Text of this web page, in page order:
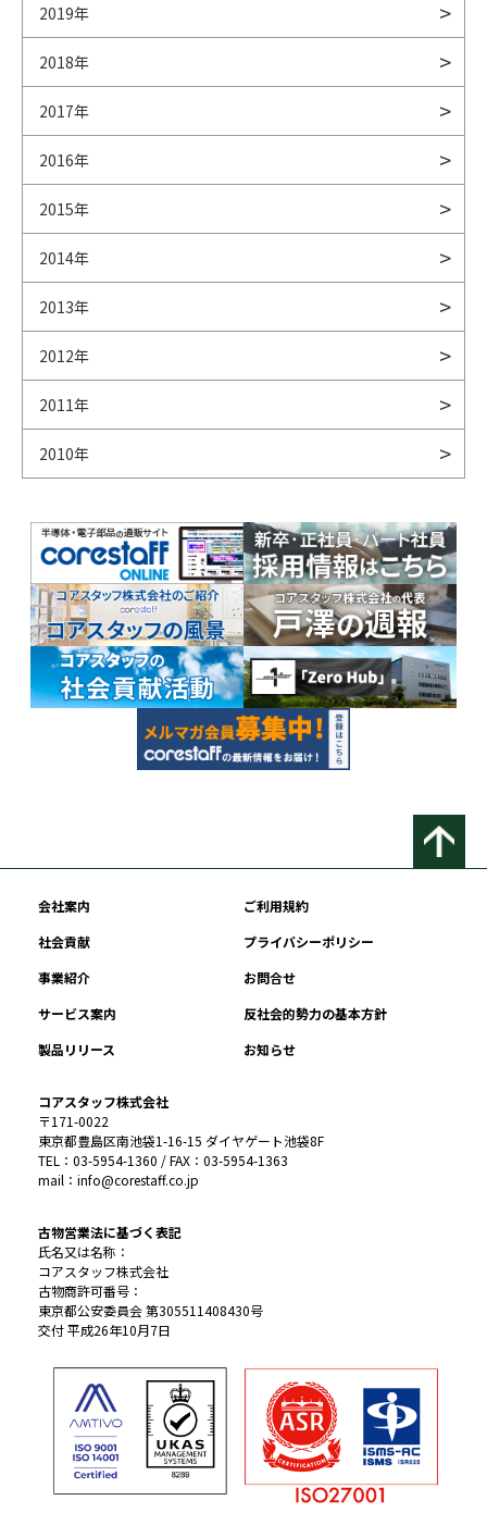
2019年
2018年
2017年
2016年
2015年
2014年
2013年
2012年
2011年
2010年
会社案内
ご利用規約
社会貢献
プライバシーポリシー
事業紹介
お問合せ
サービス案内
反社会的勢力の基本方針
製品リリース
お知らせ
コアスタッフ株式会社
〒171-0022
東京都豊島区南池袋1-16-15 ダイヤゲート池袋8F
TEL：03-5954-1360 / FAX：03-5954-1363
mail：info@corestaff.co.jp
古物営業法に基づく表記
氏名又は名称：
コアスタッフ株式会社
古物商許可番号：
東京都公安委員会 第305511408430号
交付 平成26年10月7日